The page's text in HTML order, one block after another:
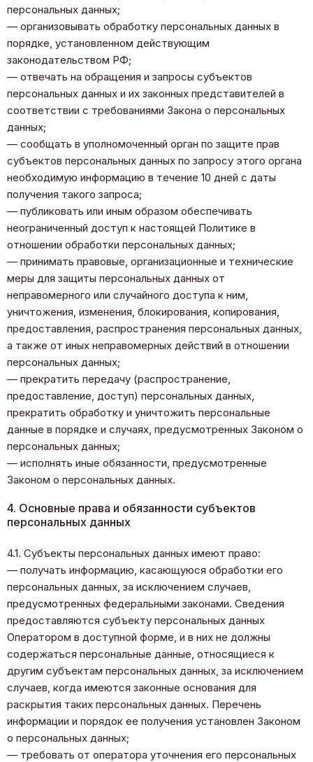
персональных данных;
— организовывать обработку персональных данных в
порядке, установленном действующим
законодательством РФ;
— отвечать на обращения и запросы субъектов
персональных данных и их законных представителей в
соответствии с требованиями Закона о персональных
данных;
— сообщать в уполномоченный орган по защите прав
субъектов персональных данных по запросу этого органа
необходимую информацию в течение 10 дней с даты
получения такого запроса;
— публиковать или иным образом обеспечивать
неограниченный доступ к настоящей Политике в
отношении обработки персональных данных;
— принимать правовые, организационные и технические
меры для защиты персональных данных от
неправомерного или случайного доступа к ним,
уничтожения, изменения, блокирования, копирования,
предоставления, распространения персональных данных,
а также от иных неправомерных действий в отношении
персональных данных;
— прекратить передачу (распространение,
предоставление, доступ) персональных данных,
прекратить обработку и уничтожить персональные
данные в порядке и случаях, предусмотренных Законом о
персональных данных;
— исполнять иные обязанности, предусмотренные
Законом о персональных данных.
4. Основные права и обязанности субъектов
персональных данных
4.1. Субъекты персональных данных имеют право:
— получать информацию, касающуюся обработки его
персональных данных, за исключением случаев,
предусмотренных федеральными законами. Сведения
предоставляются субъекту персональных данных
Оператором в доступной форме, и в них не должны
содержаться персональные данные, относящиеся к
другим субъектам персональных данных, за исключением
случаев, когда имеются законные основания для
раскрытия таких персональных данных. Перечень
информации и порядок ее получения установлен Законом
о персональных данных;
— требовать от оператора уточнения его персональных